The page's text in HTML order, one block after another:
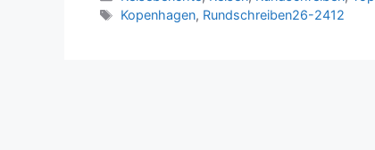
Schlagwörter
Kopenhagen, Rundschreiben26-2412